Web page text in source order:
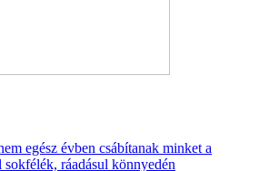
egész évben csábítanak minket a
ráadásul könnyedén